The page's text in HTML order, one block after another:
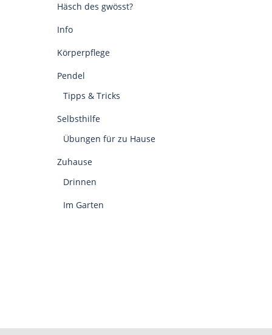
Häsch des gwösst?
Info
Körperpflege
Pendel
Tipps & Tricks
Selbsthilfe
Übungen für zu Hause
Zuhause
Drinnen
Im Garten